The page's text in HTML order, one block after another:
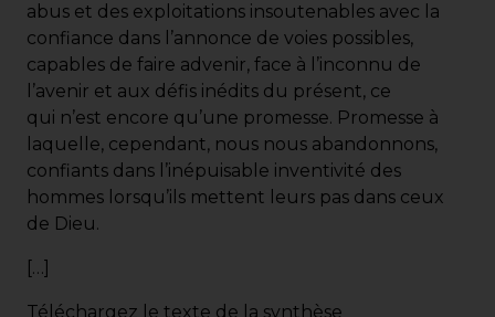
abus et des exploitations insoutenables avec la
confiance dans l’annonce de voies possibles,
capables de faire advenir, face à l’inconnu de
l’avenir et aux défis inédits du présent, ce
qui n’est encore qu’une promesse. Promesse à
laquelle, cependant, nous nous abandonnons,
confiants dans l’inépuisable inventivité des
hommes lorsqu’ils mettent leurs pas dans ceux
de Dieu.
[…]
Téléchargez le texte de la synthèse